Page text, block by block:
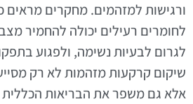
ורגישות למזהמים. מחקרים מראים
לחומרים רעילים יכולה להחמיר
לגרום לבעיות נשימה, ולפגוע
שיקום קרקעות מזהמות לא רק
אלא גם משפר את הבריאות הכללית